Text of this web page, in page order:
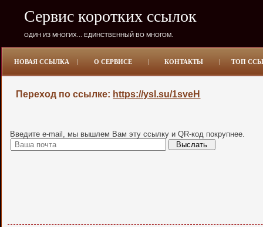
Сервис коротких ссылок
ОДИН ИЗ МНОГИХ... ЕДИНСТВЕННЫЙ ВО МНОГОМ.
НОВАЯ ССЫЛКА | О СЕРВИСЕ | КОНТАКТЫ | ТОП
Переход по ссылке: https://ysl.su/1sveH
Введите e-mail, мы вышлем Вам эту ссылку и QR-код покрупнее.